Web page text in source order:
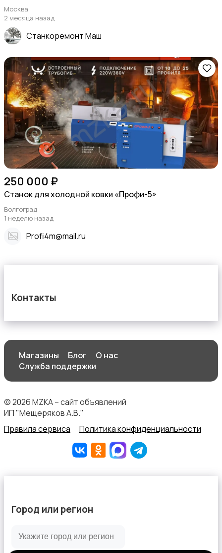
Москва
2 месяца назад
Станкоремонт Маш
250 000 ₽
Станок для холодной ковки «Профи-5»
Волгоград
1 неделю назад
Profi4m@mail.ru
Контакты
Магазины Блог
О нас
Служба поддержки
© 2026 MZKA – сайт объявлений
ИП "Мещеряков А.В."
Правила сервиса
Политика конфиденциальности
Город или регион